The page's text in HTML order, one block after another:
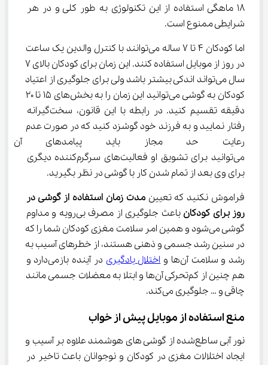
18 ماهگی استفاده از این تکنولوژی به طور کلی و در هر
شرایطی ممنوع است.
اما کودکان 4 تا 7 ساله می‌توانند با کنترل والدین یک ساعت
در روز از موبایل استفاده کنند. این زمان برای کودکان بالای 7
سال می‌تواند اندکی بیشتر باشد ولی برای جلوگیری از اعتیاد
دقیقه تقسیم کنید. در رابطه با این قانون، سخت‌گیرانه
رفتار نمایید و به فرزند خود گوشزد کنید که در صورت عدم
رعایت حد مجاز باید پیامدهای
می‌توانید برای تشویق او فعالیت‌های سرگرم‌کننده دیگری
برای وی بعد از تمام شدن کار با گوشی در نظر بگیرید.
فراموش نکنید که تعیین مدت زمان استفاده از گوشی در
روز برای کودکان
باعث جلوگیری از مصرف بی‌رویه و مداوم
گوشی می‌شود و همین امر سلامت مغزی کودکان شما را که
در سنین رشد جسمی و ذهنی هستند، از خطرهای آسیب به
رشد و سلامت آن‌ها و
اختلال یادگیری
در آینده بازمی‌دارد و
هم چنین از کم‌تحرکی آن‌ها و ابتلا به معضلات جسمی مانند
چاقی و … جلوگیری می‌کند.
منع استفاده از موبایل پیش از خواب
نور آبی ساطع‌شده از گوشی های هوشمند علاوه بر آسیب و
ایجاد اختلالات مغزی در کودکان و نوجوانان باعث تاخیر در